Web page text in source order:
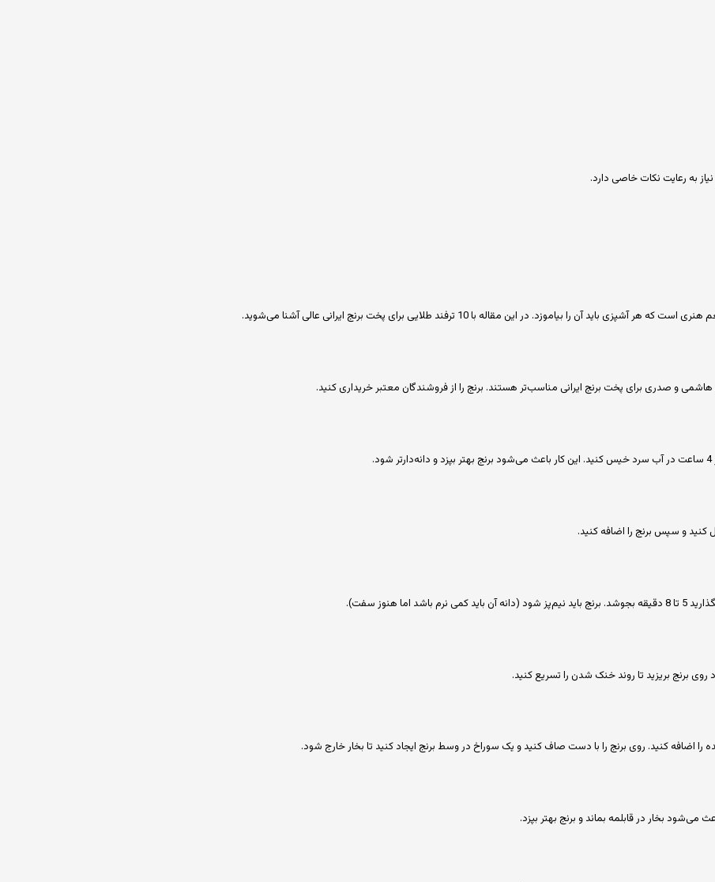
به رعایت نکات خاصی دارد.
در این مقاله با 10 ترفند طلایی برای پخت برنج ایرانی عالی آشنا می‌شوید.
هاشمی و صدری برای پخت برنج ایرانی مناسب‌تر هستند. برنج را از فروشندگان معتبر خریداری کنید.
و سپس برنج را اضافه کنید.
هنوز سفت).
برنج بریزید تا روند خنک شدن را تسریع کنید.
اضافه کنید. روی برنج را با دست صاف کنید و یک سوراخ در وسط برنج ایجاد کنید تا بخار خارج شود.
می‌شود بخار در قابلمه بماند و برنج بهتر بپزد.